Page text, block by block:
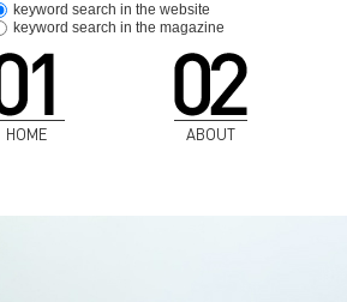
keyword search in the website
keyword search in the magazine
HOME ABOUT